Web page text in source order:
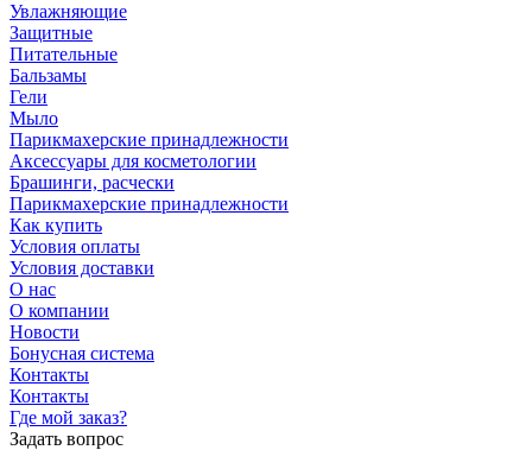
Увлажняющие
Защитные
Питательные
Бальзамы
Гели
Мыло
Парикмахерские принадлежности
Аксессуары для косметологии
Брашинги, расчески
Парикмахерские принадлежности
Как купить
Условия оплаты
Условия доставки
О нас
О компании
Новости
Бонусная система
Контакты
Контакты
Где мой заказ?
Задать вопрос